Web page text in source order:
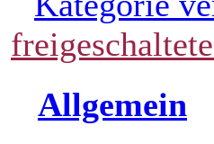
Allgemein